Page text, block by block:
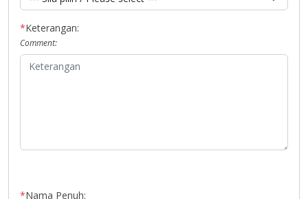
*Keterangan:
Comment:
*Nama Penuh: